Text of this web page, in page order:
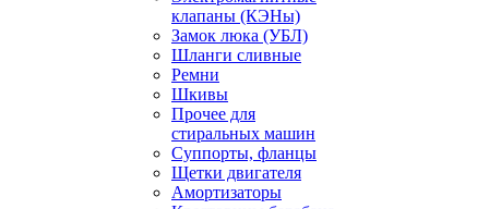
клапаны (КЭНы)
Замок люка (УБЛ)
Шланги сливные
Ремни
Шкивы
Прочее для
стиральных машин
Суппорты, фланцы
Щетки двигателя
Амортизаторы